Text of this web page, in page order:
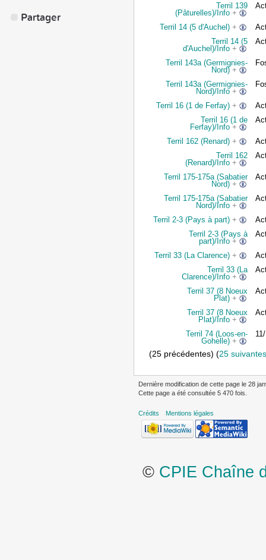
Terril 139
(Pâturelles)/Info +
Terril 14 (5 d'Auchel) +
Terril 14 (5
d'Auchel)/Info +
Terril 143a (Germignies-
Nord) +
Terril 143a (Germignies-
Nord)/Info +
Terril 16 (1 de Ferfay) +
Terril 16 (1 de
Ferfay)/Info +
Terril 162 (Renard) +
Terril 162
(Renard)/Info +
Terril 175-175a (Sabatier
Nord) +
Terril 175-175a (Sabatier
Nord)/Info +
Terril 2-3 (Pays à part) +
Terril 2-3 (Pays à
part)/Info +
Terril 33 (La Clarence) +
Terril 33 (La
Clarence)/Info +
Terril 37 (8 Noeux
Plat) +
Terril 37 (8 Noeux
Plat)/Info +
Terril 74 (Loos-en-
Gohelle) +
(25 précédentes) (25 suivantes
Partager
Dernière modification de cette page le 28
Cette page a été consultée 5 470 fois.
Crédits Mentions légales
© CPIE Chaîne